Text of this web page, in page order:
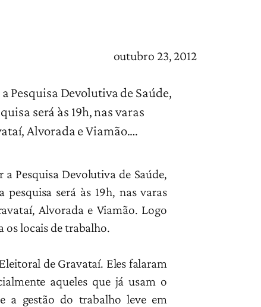
outubro 23, 2012
Pesquisa Devolutiva de Saúde,
será às 19h, nas varas
Alvorada e Viamão.…
Pesquisa Devolutiva de Saúde,
será às 19h, nas varas
Alvorada e Viamão. Logo
os locais de trabalho.
de Gravataí. Eles falaram
aqueles que já usam o
a gestão do trabalho leve em